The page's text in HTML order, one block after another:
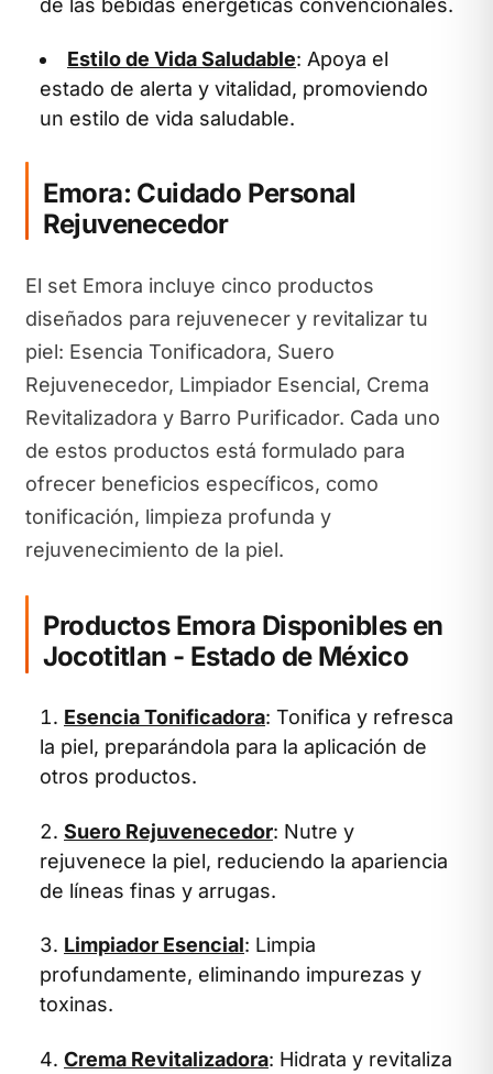
Estilo de Vida Saludable: Apoya el
estado de alerta y vitalidad, promoviendo
un estilo de vida saludable.
Emora: Cuidado Personal
Rejuvenecedor
El set Emora incluye cinco productos
diseñados para rejuvenecer y revitalizar tu
piel: Esencia Tonificadora, Suero
Rejuvenecedor, Limpiador Esencial, Crema
Revitalizadora y Barro Purificador. Cada uno
de estos productos está formulado para
ofrecer beneficios específicos, como
tonificación, limpieza profunda y
rejuvenecimiento de la piel.
Productos Emora Disponibles en
Jocotitlan - Estado de México
Esencia Tonificadora: Tonifica y refresca
la piel, preparándola para la aplicación de
otros productos.
Suero Rejuvenecedor: Nutre y
rejuvenece la piel, reduciendo la apariencia
de líneas finas y arrugas.
Limpiador Esencial: Limpia
profundamente, eliminando impurezas y
toxinas.
Crema Revitalizadora: Hidrata y revitaliza